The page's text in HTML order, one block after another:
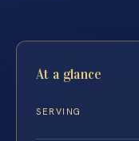
At a glance
SERVING